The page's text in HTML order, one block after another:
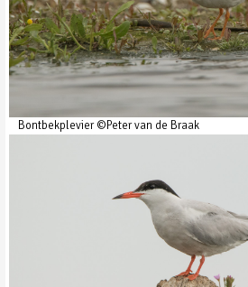
Bontbekplevier ©Peter van de Braak